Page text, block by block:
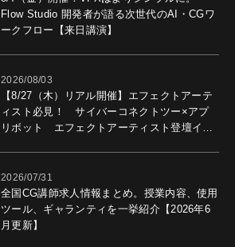
Flow Studio 開発者が語る次世代のAI・CGワ
ークフロー【来日講演】
2026/08/03
【8/27（木）リアル開催】エフェクトアーテ
ィスト必見！ サイバーコネクトツー×アプ
リボット エフェクトアーティスト登壇イベ
2026/07/31
全国CG講師求人情報まとめ。授業内容、使用
ツール、ギャランティを一挙紹介【2026年6
月更新】